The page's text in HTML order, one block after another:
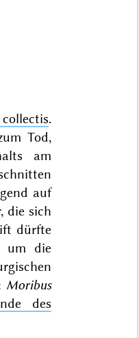
.
Tod,
am
auf
die sich
dürfte
um die
Moribus
des